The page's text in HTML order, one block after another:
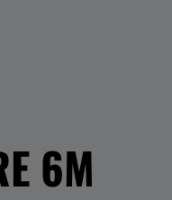
6M